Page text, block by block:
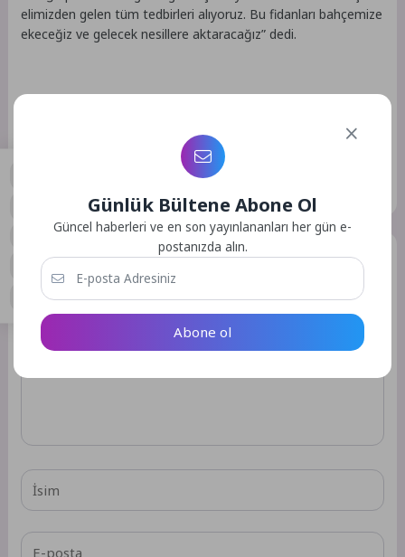
elimizden gelen tüm tedbirleri alıyoruz. Bu fidanları bahçemize
ekeceğiz ve gelecek nesillere aktaracağız” dedi.
Kaynak: (BYZHA) Beyaz Haber Ajansı
Bir Yorum Yazın
E-posta adresiniz yayınlanmayacak. Gerekli alanlar*ile
işaretlenmişlerdir
Günlük Bültene Abone Ol
Güncel haberleri ve en son yayınlananları her gün e-
postanızda alın.
Abone ol